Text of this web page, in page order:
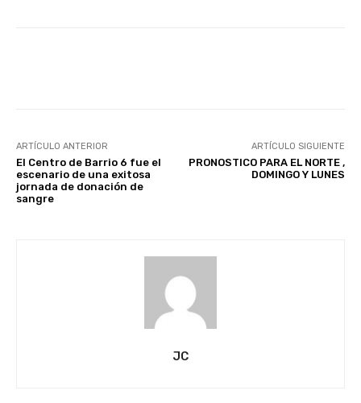
ARTÍCULO ANTERIOR
El Centro de Barrio 6 fue el
escenario de una exitosa
jornada de donación de
sangre
ARTÍCULO SIGUIENTE
PRONOSTICO PARA EL NORTE ,
DOMINGO Y LUNES
JC